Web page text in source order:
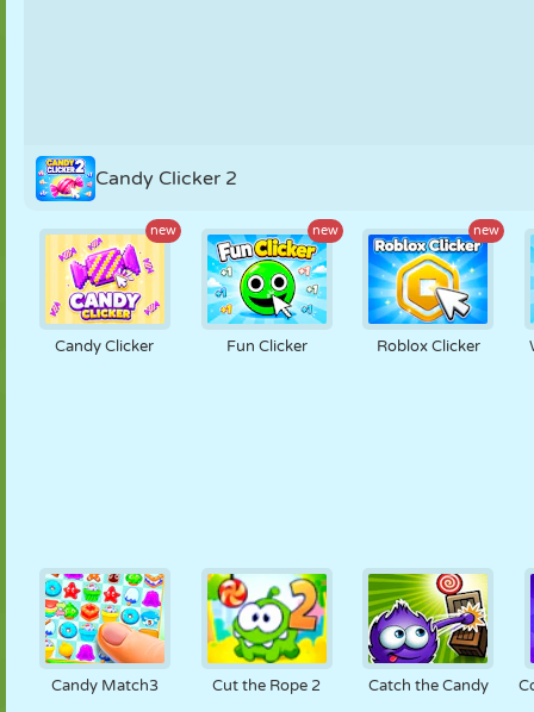
Candy Clicker 2
new
Candy Clicker
new
Fun Clicker
new
Roblox Clicker
Candy Match3 Cut the Rope 2 Catch the Candy